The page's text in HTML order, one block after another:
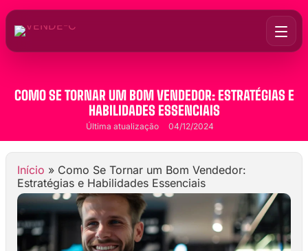
COMO SE TORNAR UM BOM VENDEDOR: ESTRATÉGIAS E
HABILIDADES ESSENCIAIS
Última atualização 04/12/2024
Início » Como Se Tornar um Bom Vendedor:
Estratégias e Habilidades Essenciais